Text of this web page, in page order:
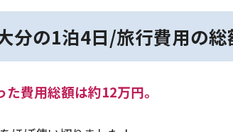
分の1泊4日/旅行費用の
費用総額は約12万円。